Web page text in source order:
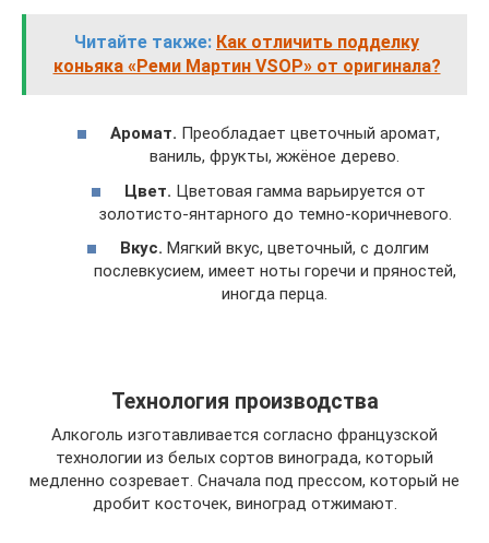
Читайте также: Как отличить подделку
коньяка «Реми Мартин VSOP» от оригинала?
Аромат. Преобладает цветочный аромат,
ваниль, фрукты, жжёное дерево.
Цвет. Цветовая гамма варьируется от
золотисто-янтарного до темно-коричневого.
Вкус. Мягкий вкус, цветочный, с долгим
послевкусием, имеет ноты горечи и пряностей,
иногда перца.
Технология производства
Алкоголь изготавливается согласно французской
технологии из белых сортов винограда, который
медленно созревает. Сначала под прессом, который не
дробит косточек, виноград отжимают.